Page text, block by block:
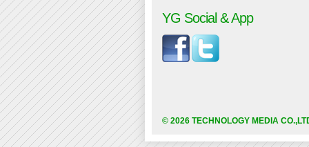
YG Social & App
© 2026 TECHNOLOGY MEDIA